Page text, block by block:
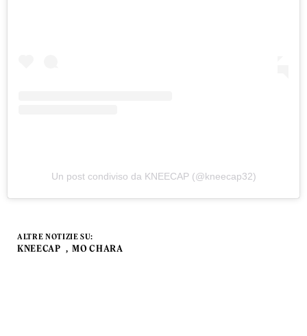
Un post condiviso da KNEECAP (@kneecap32)
ALTRE NOTIZIE SU:
KNEECAP MO CHARA